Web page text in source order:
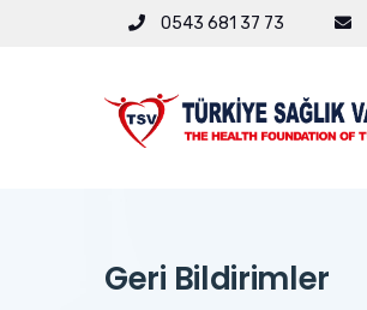
0543 681 37 73
Geri Bildirimler